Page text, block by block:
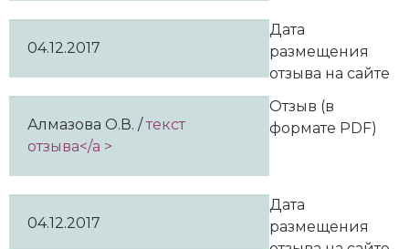
04.12.2017
Дата
размещения
отзыва на сайте
Алмазова О.В. /текст
отзыва</a >
Отзыв (в
формате PDF)
04.12.2017
Дата
размещения